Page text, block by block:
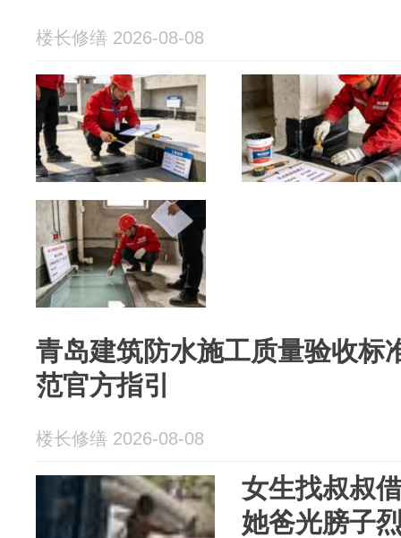
楼长修缮 2026-08-08
青岛建筑防水施工质量验收标
范官方指引
楼长修缮 2026-08-08
女生找叔叔
她爸光膀子